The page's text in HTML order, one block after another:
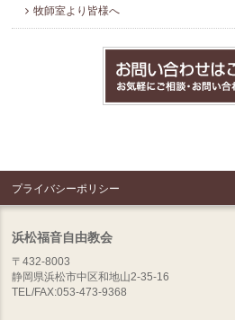
牧師室より皆様へ
プライバシーポリシー
浜松福音自由教会
〒432-8003
静岡県浜松市中区和地山2-35-16
TEL/FAX:053-473-9368